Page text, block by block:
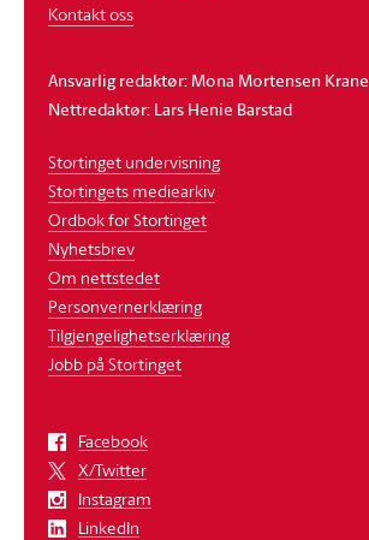
Kontakt oss
Ansvarlig redaktør: Mona Mortensen Krane
Nettredaktør: Lars Henie Barstad
Stortinget undervisning
Stortingets mediearkiv
Ordbok for Stortinget
Nyhetsbrev
Om nettstedet
Personvernerklæring
Tilgjengelighetserklæring
Jobb på Stortinget
Facebook
X/Twitter
Instagram
LinkedIn